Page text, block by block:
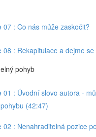
07 : Co nás může zaskočit?
08 : Rekapitulace a dejme
pohyb
01 : Úvodní slovo autora -
(42:47)
02 : Nenahraditelná pozice